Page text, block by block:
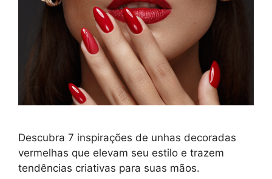
Descubra 7 inspirações de unhas decoradas
vermelhas que elevam seu estilo e trazem
tendências criativas para suas mãos.